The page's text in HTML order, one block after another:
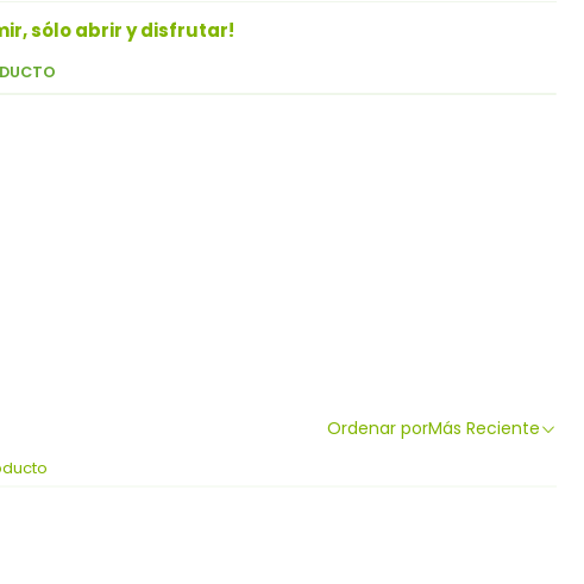
sólo abrir y disfrutar!
Ordenar porMás Reciente